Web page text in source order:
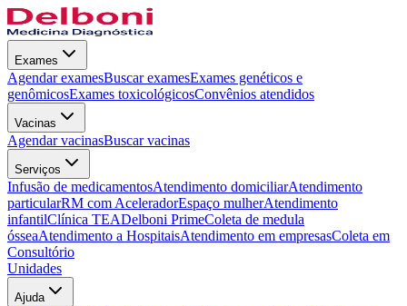
Exames
Agendar examesBuscar examesExames genéticos e
genômicosExames toxicológicosConvênios atendidos
Vacinas
Agendar vacinasBuscar vacinas
Serviços
Infusão de medicamentosAtendimento domiciliarAtendimento
particularRM com AceleradorEspaço mulherAtendimento
infantilClínica TEADelboni PrimeColeta de medula
ósseaAtendimento a HospitaisAtendimento em empresasColeta em
Consultório
Unidades
Ajuda